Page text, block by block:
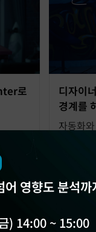
로
를
디자이
경계를
자동화
경계가
AI &
어 영향도 분석
) 14:00 ~ 15:00